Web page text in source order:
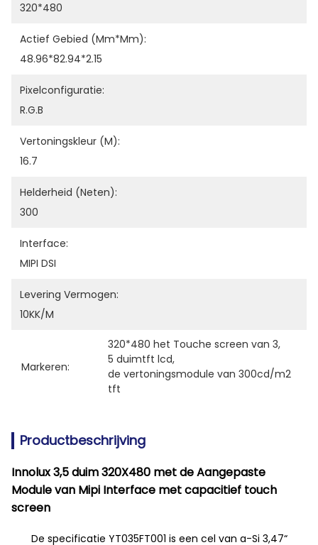
320*480
Actief Gebied (mm*mm):
48.96*82.94*2.15
Pixelconfiguratie:
R.G.B
Vertoningskleur (m):
16.7
Helderheid (neten):
300
Interface:
MIPI DSI
Levering Vermogen:
10KK/M
Markeren:
320*480 het Touche screen van 3,
5 duimtft lcd,
de vertoningsmodule van 300cd/m2
tft
Productbeschrijving
Innolux 3,5 duim 320X480 met de Aangepaste
Module van Mipi Interface met capacitief touch
screen
De specificatie YT035FT001 is een cel van a-Si 3,47“